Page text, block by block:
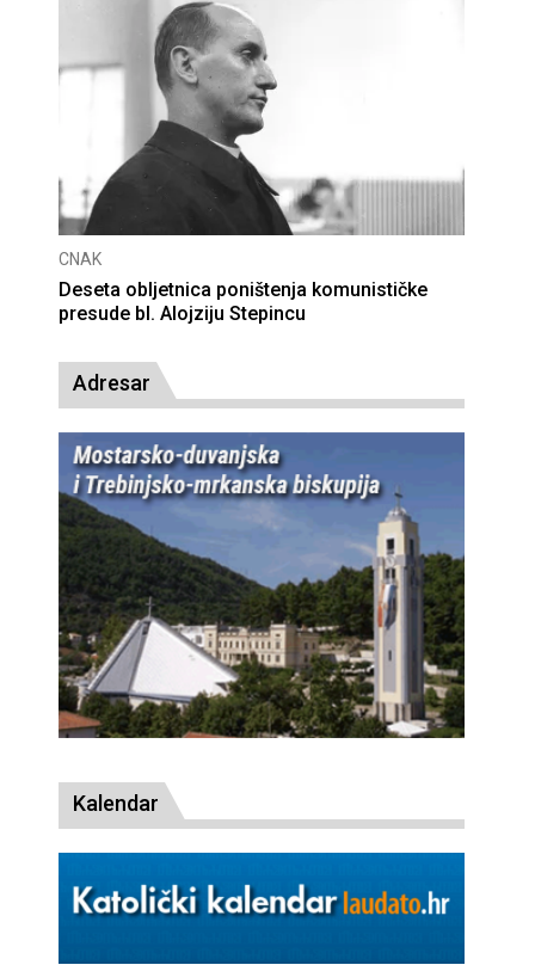
CNAK
Deseta obljetnica poništenja komunističke
presude bl. Alojziju Stepincu
Adresar
Kalendar